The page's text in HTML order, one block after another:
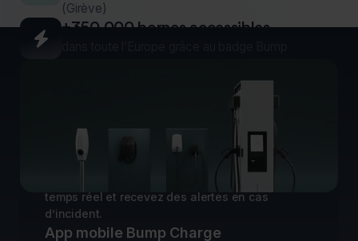
(Girève)

+350 000 bornes accessibles
Outils digitaux pour faciliter
votre transition électrique
Plateforme de gestion
temps réel et recevez des alertes en cas
d’incident.
App mobile Bump Charge